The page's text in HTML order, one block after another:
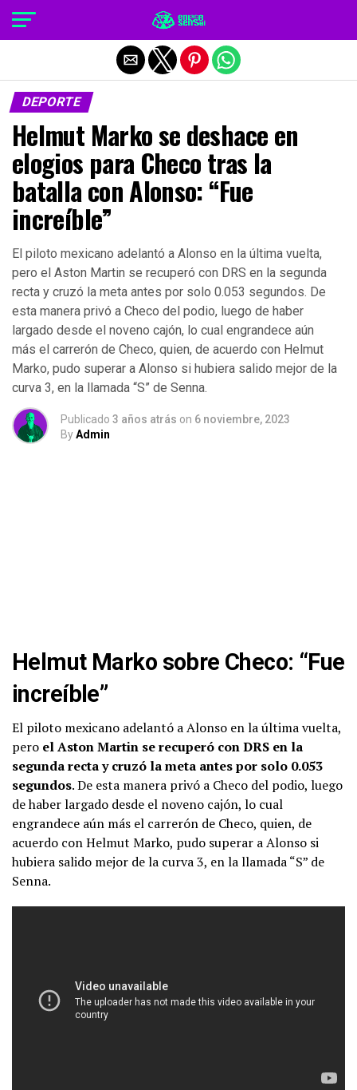
DEPORTE
Helmut Marko se deshace en
elogios para Checo tras la
batalla con Alonso: “Fue
increíble”
El piloto mexicano adelantó a Alonso en la última vuelta,
pero el Aston Martin se recuperó con DRS en la segunda
recta y cruzó la meta antes por solo 0.053 segundos. De
esta manera privó a Checo del podio, luego de haber
largado desde el noveno cajón, lo cual engrandece aún
más el carrerón de Checo, quien, de acuerdo con Helmut
Marko, pudo superar a Alonso si hubiera salido mejor de la
curva 3, en la llamada “S” de Senna.
Publicado 3 años atrás on 6 noviembre, 2023
ByAdmin
Helmut Marko sobre Checo: “Fue
increíble”
El piloto mexicano adelantó a Alonso en la última vuelta,
pero el Aston Martin se recuperó con DRS en la
segunda recta y cruzó la meta antes por solo 0.053
segundos. De esta manera privó a Checo del podio, luego
de haber largado desde el noveno cajón, lo cual
engrandece aún más el carrerón de Checo, quien, de
acuerdo con Helmut Marko, pudo superar a Alonso si
hubiera salido mejor de la curva 3, en la llamada “S” de
Senna.
Salir de la versión móvil